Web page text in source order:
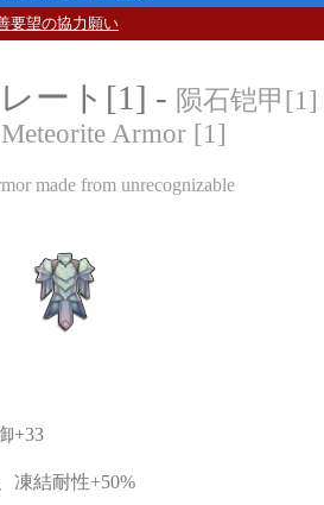
要望の協力願い
ート[1] - 陨石铠甲[1]
Armor [1]
made from unrecognizable
+33
凍結耐性+50%